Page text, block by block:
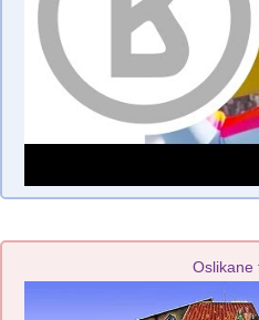
Oslikane